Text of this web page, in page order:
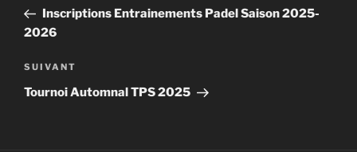
l’article
précédent
Inscriptions Entrainements Padel Saison 2025-
2026
Article
suivant
SUIVANT
Tournoi Automnal TPS 2025